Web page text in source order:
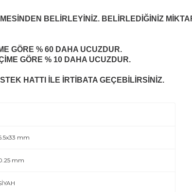
BELİRLEYİNİZ. BELİRLEDİĞİNİZ
GÖRE % 60 DAHA UCUZDUR.
GÖRE % 10 DAHA UCUZDUR.
HATTI İLE İRTİBATA GEÇEBİLİRSİNİZ.
mm
mm